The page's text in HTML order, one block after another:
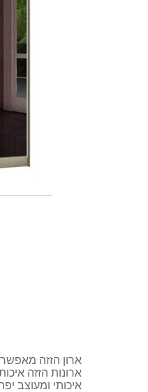
ארון הזזה
ארונות הזזה
איכותי ומעוצב